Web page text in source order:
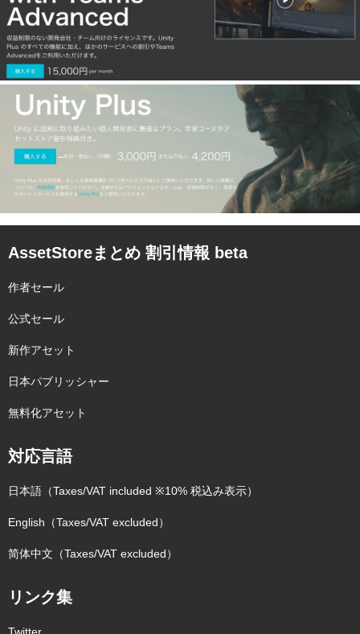
AssetStoreまとめ 割引情報 beta
作者セール
公式セール
新作アセット
日本パブリッシャー
無料化アセット
対応言語
日本語（Taxes/VAT included ※10% 税込み表示）
English（Taxes/VAT excluded）
简体中文（Taxes/VAT excluded）
リンク集